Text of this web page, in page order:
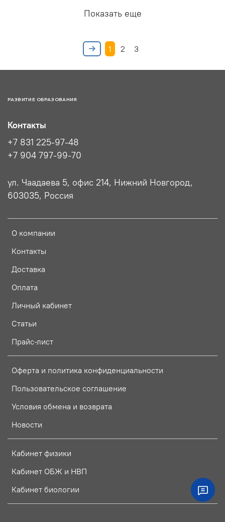
Показать еще
1 2 3
РАЗВИТИЕ ОБРАЗОВАНИЯ
О компании
Контакты
Доставка
Оплата
Личный кабинет
Статьи
Прайс-лист
Оферта и политика конфиденциальности
Пользовательское соглашение
Условия обмена и возврата
Новости
Кабинет физики
Кабинет ОБЖ и НВП
Кабинет биологии
Контакты
+7 831 225-97-48
+7 904 797-99-70
ул. Чаадаева 5, офис 214, Нижний Новгород,
603035, Россия